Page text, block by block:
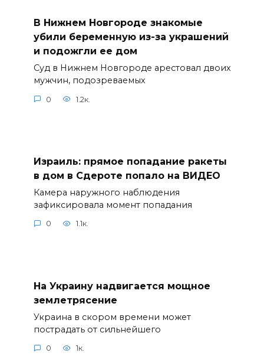
В Нижнем Новгороде знакомые
убили беременную из-за украшений
и подожгли ее дом
Суд в Нижнем Новгороде арестовал двоих
мужчин, подозреваемых
0 1.2к.
Израиль: прямое попадание ракеты
в дом в Сдероте попало на ВИДЕО
Камера наружного наблюдения
зафиксировала момент попадания
0 1.1к.
На Украину надвигается мощное
землетрясение
Украина в скором времени может
пострадать от сильнейшего
0 1к.